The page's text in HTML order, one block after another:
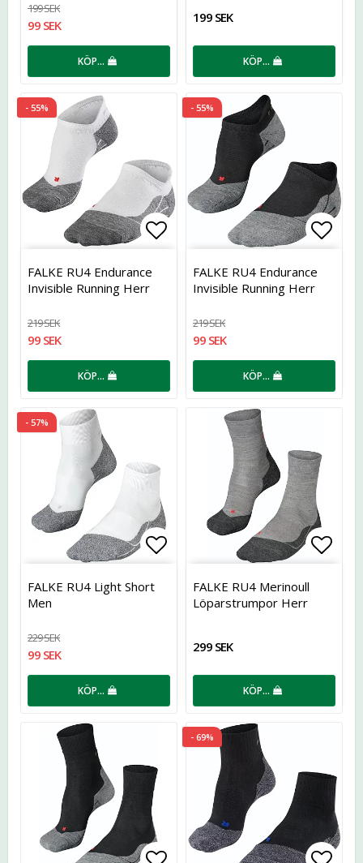
199 SEK
99 SEK
KÖP…
199 SEK
KÖP…
- 55%
Lägg till i favoritlistan
FALKE RU4 Endurance
Invisible Running Herr
219 SEK
99 SEK
KÖP…
- 55%
FALKE RU4 Endurance
Invisible Running Herr
219 SEK
99 SEK
KÖP…
- 57%
Lägg till i favoritlistan
FALKE RU4 Light Short
Men
229 SEK
99 SEK
KÖP…
FALKE RU4 Merinoull
Löparstrumpor Herr
299 SEK
KÖP…
- 69%